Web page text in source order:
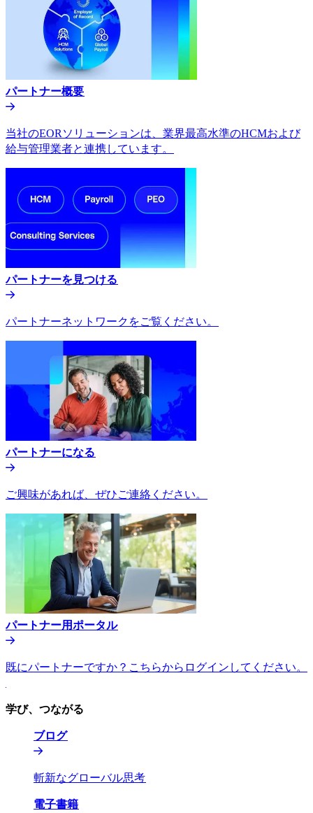
パートナー概要​​
当社のEORソリューションは、業界最高水準のHCMおよび
給与管理業者と連携しています。​​
パートナーを見つける​​
パートナーネットワークをご覧ください。​​
パートナーになる​​
ご興味があれば、ぜひご連絡ください。​​
パートナー用ポータル​​
既にパートナーですか？こちらからログインしてください。​​
学び、つながる​​
ブログ​​
斬新なグローバル思考​​
電子書籍​​